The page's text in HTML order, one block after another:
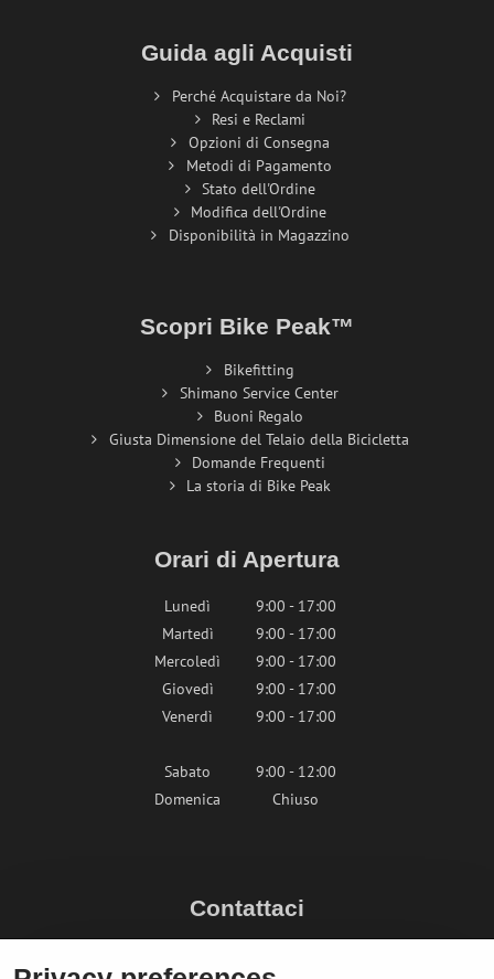
Guida agli Acquisti
Perché Acquistare da Noi?
Resi e Reclami
Opzioni di Consegna
Metodi di Pagamento
Stato dell'Ordine
Modifica dell'Ordine
Disponibilità in Magazzino
Scopri Bike Peak™
Bikefitting
Shimano Service Center
Buoni Regalo
Giusta Dimensione del Telaio della Bicicletta
Domande Frequenti
La storia di Bike Peak
Orari di Apertura
Lunedì
9:00 - 17:00
Martedì
9:00 - 17:00
Mercoledì
9:00 - 17:00
Giovedì
9:00 - 17:00
Venerdì
9:00 - 17:00
Sabato
9:00 - 12:00
Domenica
Chiuso
Contattaci